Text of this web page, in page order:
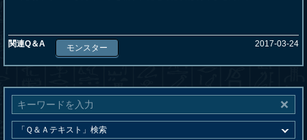
関連Q＆A モンスター 2017-03-24